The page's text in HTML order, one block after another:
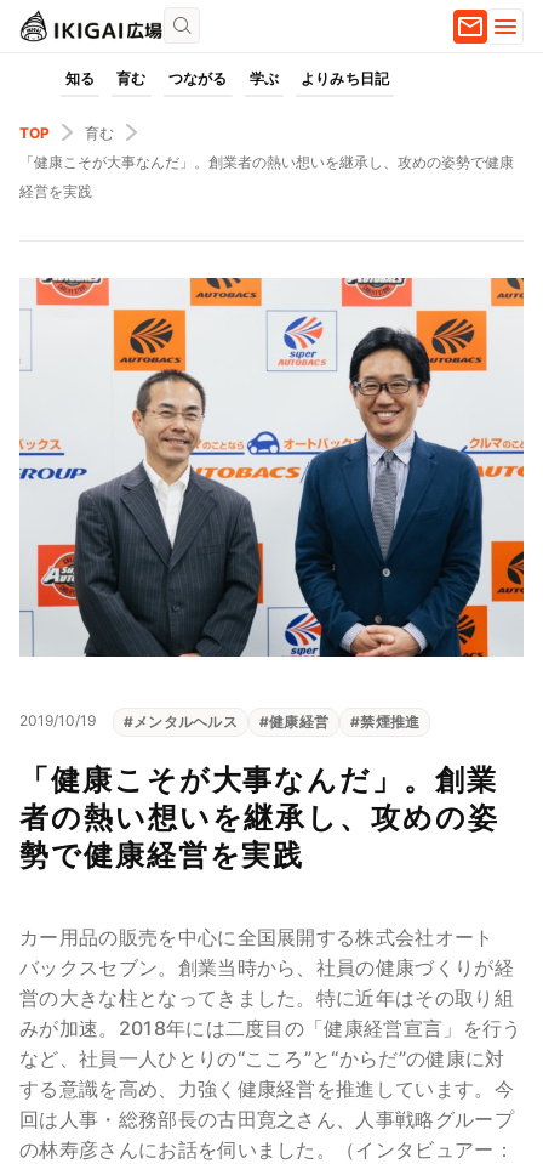
知る 育む つながる 学ぶ よりみち日記
TOP
育む
「健康こそが大事なんだ」。創業者の熱い想いを継承し、攻めの姿勢で健康
経営を実践
2019/10/19 # メンタルヘルス #健康経営 #禁煙推進
「健康こそが大事なんだ」。創業
者の熱い想いを継承し、攻めの姿
勢で健康経営を実践
カー用品の販売を中心に全国展開する株式会社オート
バックスセブン。創業当時から、社員の健康づくりが経
営の大きな柱となってきました。特に近年はその取り組
みが加速。2018年には二度目の「健康経営宣言」を行う
など、社員一人ひとりの“こころ”と“からだ”の健康に対
する意識を高め、力強く健康経営を推進しています。今
回は人事・総務部長の古田寛之さん、人事戦略グループ
の林寿彦さんにお話を伺いました。（インタビュアー：